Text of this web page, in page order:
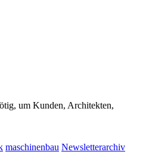
um Kunden, Architekten,
maschinenbau Newsletterarchiv